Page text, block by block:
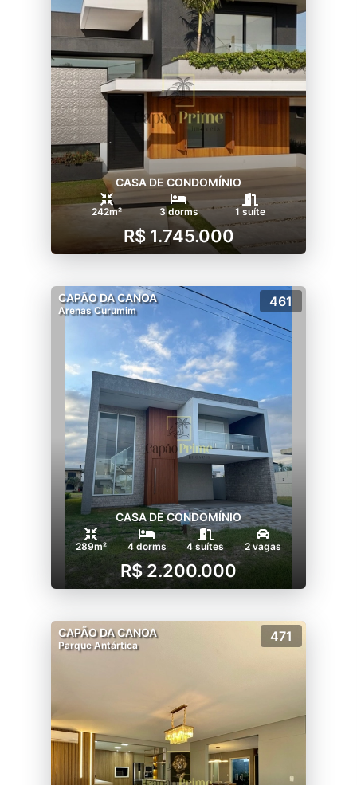
CASA DE CONDOMÍNIO
242m² 3 dorms 1 suíte
R$ 1.745.000
CAPÃO DA CANOA
Arenas Curumim
461
CASA DE CONDOMÍNIO
289m² 4 dorms 4 suítes 2 vagas
R$ 2.200.000
CAPÃO DA CANOA
Parque Antártica
471